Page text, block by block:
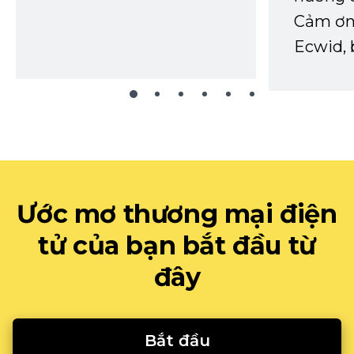
Cảm
Ecwid,
Ước mơ thương mại điện
tử của bạn bắt đầu từ
đây
Bắt đầu